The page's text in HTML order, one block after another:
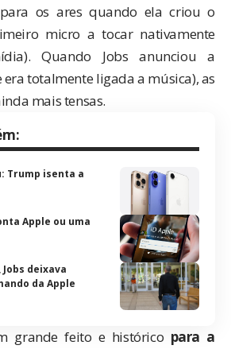
os ares quando ela criou o
micro a tocar nativamente
Quando Jobs anunciou a
era totalmente ligada a música), as
mais tensas.
Trump isenta a
Apple ou uma
deixava
da Apple
grande feito e histórico para a